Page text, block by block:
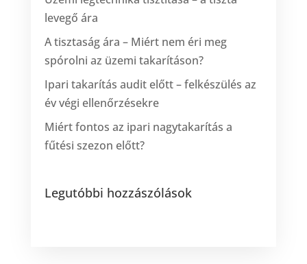
levegő ára
A tisztaság ára – Miért nem éri meg
spórolni az üzemi takarításon?
Ipari takarítás audit előtt – felkészülés az
év végi ellenőrzésekre
Miért fontos az ipari nagytakarítás a
fűtési szezon előtt?
Legutóbbi hozzászólások